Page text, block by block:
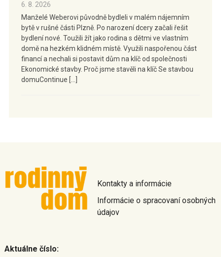
6. 8. 2026
Manželé Weberovi původně bydleli v malém nájemním
bytě v rušné části Plzně. Po narození dcery začali řešit
bydlení nové. Toužili žít jako rodina s dětmi ve vlastním
domě na hezkém klidném místě. Využili naspořenou část
financí a nechali si postavit dům na klíč od společnosti
Ekonomické stavby. Proč jsme stavěli na klíč Se stavbou
domuContinue […]
Kontakty a informácie
Informácie o spracovaní osobných
údajov
Aktuálne číslo: